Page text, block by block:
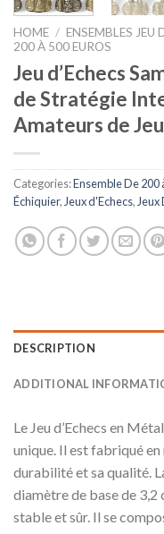
HOME / ENSEMBLES JEU
200 À 500 EUROS
Jeu d’Echecs
de Stratégie
Amateurs de
Categories:Ensemble De 200
Échiquier, Jeux d'Echecs, Jeux
DESCRIPTION
ADDITIONAL
Le Jeu d’Echecs en
unique. Il est fabriqué
durabilité et sa qualité.
diamètre de base de 3,2
stable et sûr. Il se